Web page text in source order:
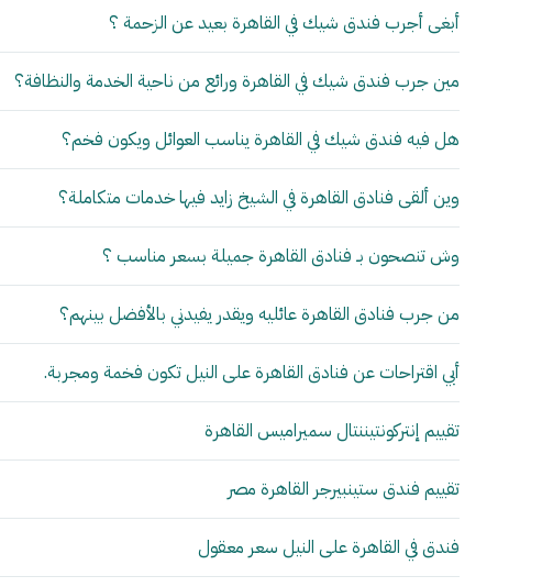
أبغى أجرب فندق شيك في القاهرة بعيد عن الزحمة ؟
مين جرب فندق شيك في القاهرة ورائع من ناحية الخدمة والنظافة؟
هل فيه فندق شيك في القاهرة يناسب العوائل ويكون فخم؟
وين ألقى فنادق القاهرة في الشيخ زايد فيها خدمات متكاملة؟
وش تنصحون بـ فنادق القاهرة جميلة بسعر مناسب ؟
من جرب فنادق القاهرة عائليه ويقدر يفيدني بالأفضل بينهم؟
أبي اقتراحات عن فنادق القاهرة على النيل تكون فخمة ومجربة.
تقييم إنتركونتيننتال سميراميس القاهرة
تقييم فندق ستينبيرجر القاهرة مصر
فندق في القاهرة على النيل سعر معقول